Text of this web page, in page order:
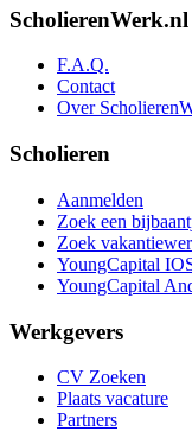
ScholierenWerk.nl
F.A.Q.
Contact
Over
Scholieren
Aanmelden
Zoek een
Zoek
YoungCapital
YoungCapital
Werkgevers
CV Zoeken
Plaats vacature
Partners